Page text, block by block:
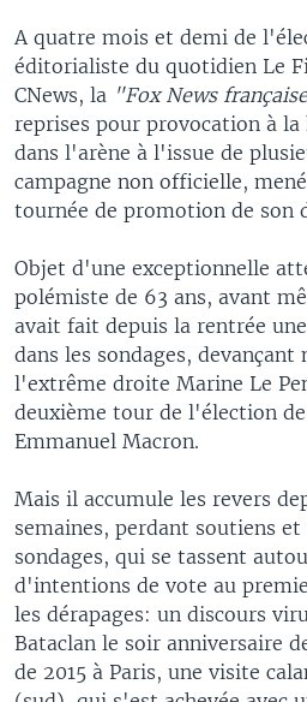
A quatre mois et demi de
éditorialiste du quotidien Le
CNews, la "Fox News
reprises pour provocation à
dans l'arène à l'issue de
campagne non officielle,
tournée de promotion de son
Objet d'une exceptionnelle
polémiste de 63 ans, avant
avait fait depuis la rentrée
dans les sondages, devançant
l'extrême droite Marine Le
deuxième tour de l'élection de
Emmanuel Macron.
Mais il accumule les revers
semaines, perdant soutiens
sondages, qui se tassent
d'intentions de vote au
les dérapages: un discours
Bataclan le soir anniversaire
de 2015 à Paris, une visite